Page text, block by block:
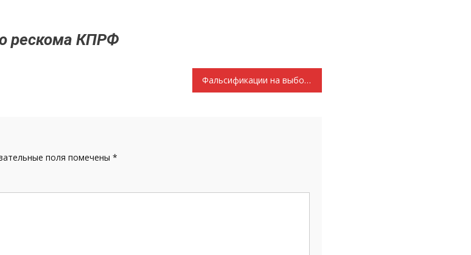
рескома КПРФ
Фальсификации на выборах: упор на село С отчетно-выборной Конференции коммунистов Дубенского района
поля помечены *